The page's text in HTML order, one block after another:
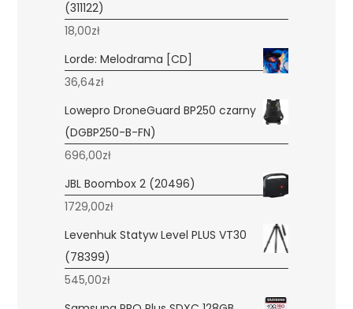
(311122)
18,00zł
Lorde: Melodrama [CD]
36,64zł
Lowepro DroneGuard BP250 czarny
(DGBP250-B-FN)
696,00zł
JBL Boombox 2 (20496)
1729,00zł
Levenhuk Statyw Level PLUS VT30
(78399)
545,00zł